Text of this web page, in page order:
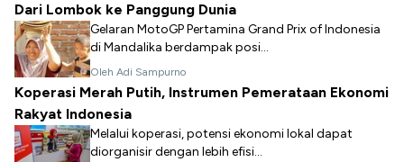
Dari Lombok ke Panggung Dunia
Gelaran MotoGP Pertamina Grand Prix of Indonesia
di Mandalika berdampak posi...
Oleh Adi Sampurno
Koperasi Merah Putih, Instrumen Pemerataan Ekonomi
Rakyat Indonesia
Melalui koperasi, potensi ekonomi lokal dapat
diorganisir dengan lebih efisi...